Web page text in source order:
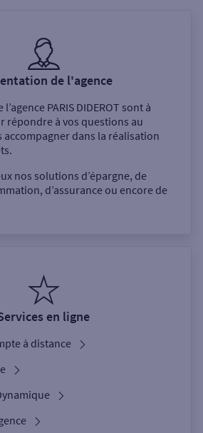
de l'agence
l’agence PARIS DIDEROT sont à
répondre à vos questions au
dans la réalisation
nos solutions d’épargne, de
d’assurance ou encore de
en ligne
à distance